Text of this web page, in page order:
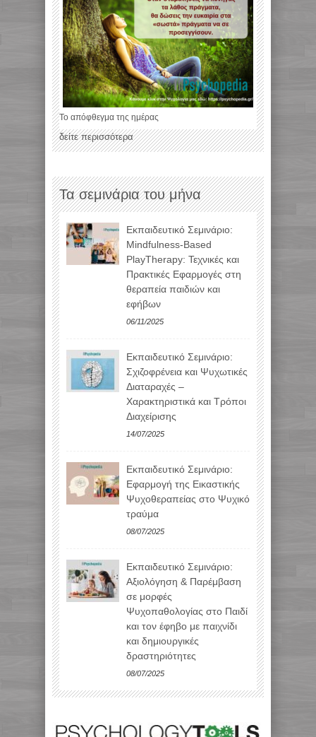
Το απόφθεγμα της ημέρας
δείτε περισσότερα
Τα σεμινάρια του μήνα
Εκπαιδευτικό Σεμινάριο:
Mindfulness-Based
PlayTherapy: Τεχνικές και
Πρακτικές Εφαρμογές στη
θεραπεία παιδιών και
εφήβων
06/11/2025
Εκπαιδευτικό Σεμινάριο:
Σχιζοφρένεια και Ψυχωτικές
Διαταραχές –
Χαρακτηριστικά και Τρόποι
Διαχείρισης
14/07/2025
Εκπαιδευτικό Σεμινάριο:
Εφαρμογή της Εικαστικής
Ψυχοθεραπείας στο Ψυχικό
τραύμα
08/07/2025
Εκπαιδευτικό Σεμινάριο:
Αξιολόγηση & Παρέμβαση
σε μορφές
Ψυχοπαθολογίας στο Παιδί
και τον έφηβο με παιχνίδι
και δημιουργικές
δραστηριότητες
08/07/2025